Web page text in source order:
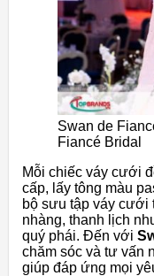
Swan de
Fiancé Bridal
Mỗi chiếc váy cưới
cấp, lấy tông màu
bộ sưu tập váy cưới
nhàng, thanh lịch
quý phái. Đến với
chăm sóc và tư vấn
giúp đáp ứng mọi